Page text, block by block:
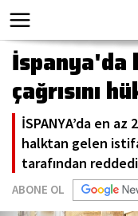
İspanya'da
çağrısını
İSPANYA’da en
halktan gelen
tarafından
ABONE OL